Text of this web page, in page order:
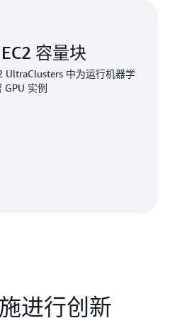
容量块
UltraClusters 中为运行机器学
GPU 实例
进行创新